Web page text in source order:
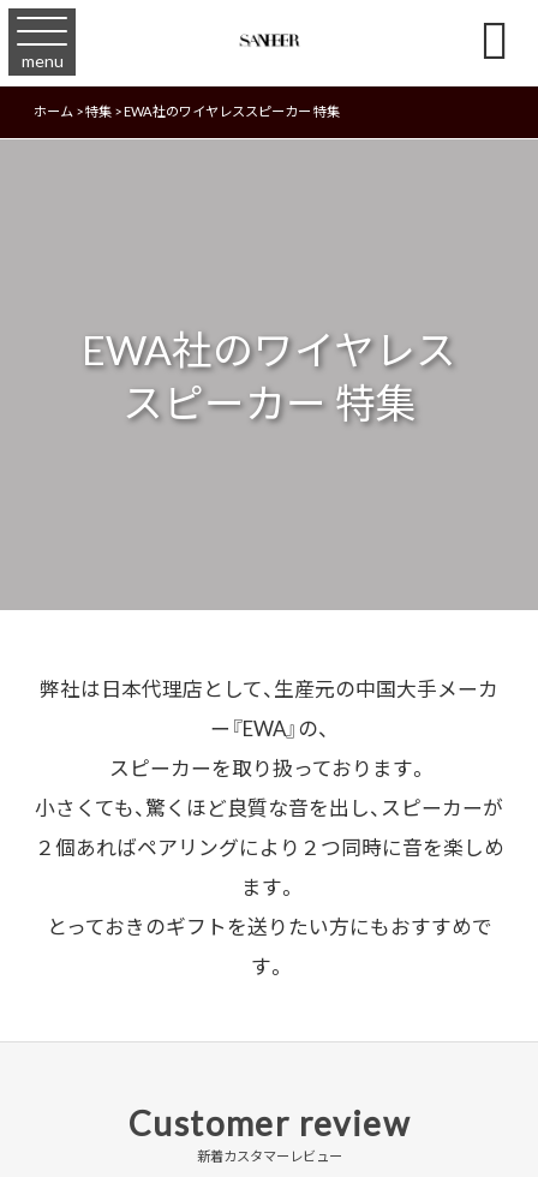
menu 
EWA社のワイヤレス
スピーカー 特集
ホーム>特集>EWA社のワイヤレススピーカー 特集
弊社は日本代理店として、生産元の中国大手メーカ
ー『EWA』の、
スピーカーを取り扱っております。
小さくても、驚くほど良質な音を出し、スピーカーが
２個あればペアリングにより２つ同時に音を楽しめ
ます。
とっておきのギフトを送りたい方にもおすすめで
す。
Customer review
新着カスタマーレビュー